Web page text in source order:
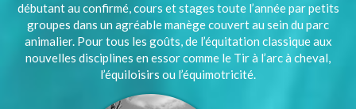
débutant au confirmé, cours et stages toute l’année par petits
groupes dans un agréable manège couvert au sein du parc
animalier. Pour tous les goûts, de l’équitation classique aux
nouvelles disciplines en essor comme le Tir à l’arc à cheval,
l’équiloisirs ou l’équimotricité.